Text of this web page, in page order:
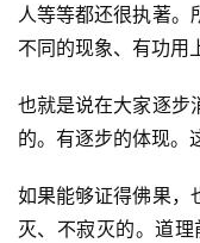
人等等都还很执著。
不同的现象、有功用
也就是说在大家逐步
的。有逐步的体现。
如果能够证得佛果，
灭、不寂灭的。道